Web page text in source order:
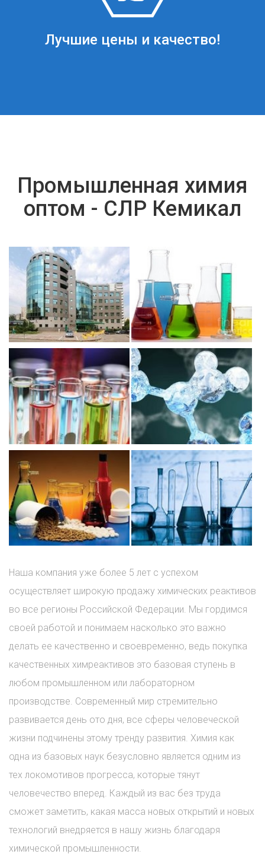
Лучшие цены и качество!
Промышленная химия
оптом - СЛР Кемикал
Наша компания уже более 5 лет с успехом
осуществляет широкую продажу химических реактивов
во все регионы Российской Федерации. Мы гордимся
своей работой и понимаем насколько это важно
делать ее качественно и своевременно, ведь покупка
качественных химреактивов это базовая ступень в
любом промышленном или лабораторном
производстве. Современный мир стремительно
развивается день ото дня, все сферы человеческой
жизни подчинены этому тренду развития. Химия как
одна из базовых наук безусловно является одним из
тех локомотивов прогресса, которые тянут
человечество вперед. Каждый из вас без труда
сможет заметить, какая масса новых открытий и новых
технологий внедряется в нашу жизнь благодаря
химической промышленности.